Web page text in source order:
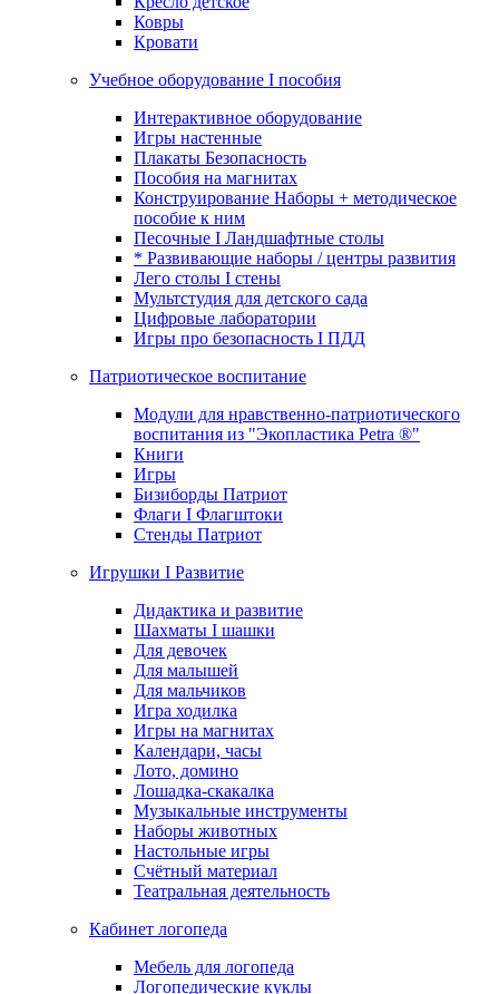
Ковры
Кровати
Учебное оборудование I пособия
Интерактивное оборудование
Игры настенные
Плакаты Безопасность
Пособия на магнитах
Конструирование Наборы + методическое
пособие к ним
Песочные I Ландшафтные столы
* Развивающие наборы / центры развития
Лего столы I стены
Мультстудия для детского сада
Цифровые лаборатории
Игры про безопасность I ПДД
Патриотическое воспитание
Модули для нравственно-патриотического
воспитания из "Экопластика Petra ®"
Книги
Игры
Бизиборды Патриот
Флаги I Флагштоки
Стенды Патриот
Игрушки I Развитие
Дидактика и развитие
Шахматы I шашки
Для девочек
Для малышей
Для мальчиков
Игра ходилка
Игры на магнитах
Календари, часы
Лото, домино
Лошадка-скакалка
Музыкальные инструменты
Наборы животных
Настольные игры
Счётный материал
Театральная деятельность
Кабинет логопеда
Мебель для логопеда
Логопедические куклы